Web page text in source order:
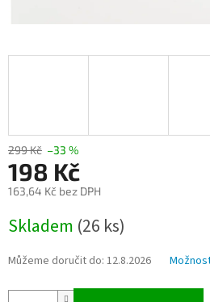
299 Kč –33 %
198 Kč
163,64 Kč bez DPH
cena:
Skladem (26 ks)
Můžeme doručit do: 12.8.2026